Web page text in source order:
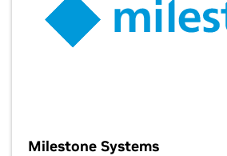
Milestone Systems